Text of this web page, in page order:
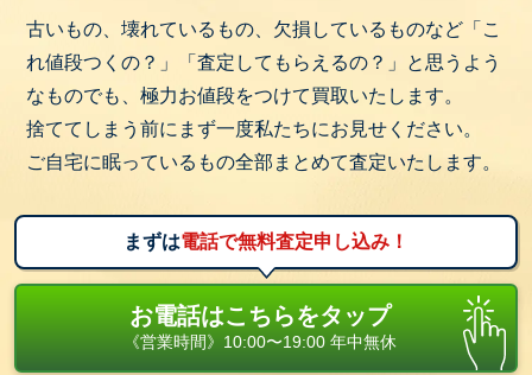
古いもの、壊れているもの、欠損しているものなど「こ
れ値段つくの？」「査定してもらえるの？」と思うよう
なものでも、極力お値段をつけて買取いたします。
捨ててしまう前にまず一度私たちにお見せください。
ご自宅に眠っているもの全部まとめて査定いたします。
まずは電話で無料査定申し込み！
お電話はこちらをタップ
《営業時間》10:00〜19:00 年中無休